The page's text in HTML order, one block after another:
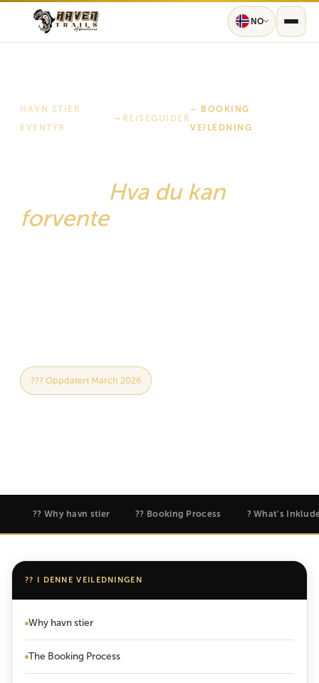
NO
HAVN STIER
EVENTYR
– REISEGUIDER
– BOOKING
VEILEDNING
Hva du kan
forventewith havn stier
??? Oppdatert March 2026
?? Why havn stier ?? Booking Process ? What's
?? I DENNE VEILEDNINGEN
Why havn stier
The Booking Process